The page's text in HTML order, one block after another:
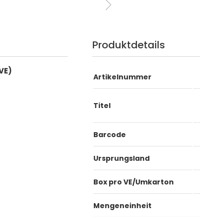
Produktdetails
Artikelnummer
Titel
Barcode
Ursprungsland
Box pro VE/Umkarton
Mengeneinheit